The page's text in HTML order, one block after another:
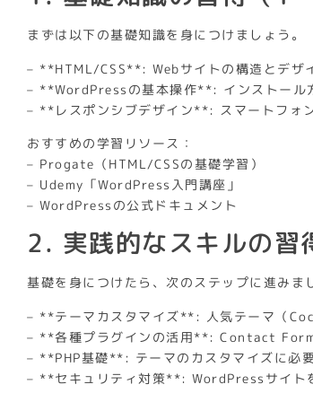
まずは以下の基礎知識を身につけましょう。
– **HTML/CSS**: Webサイトの構造とデザ
– **WordPressの基本操作**: インストール
– **レスポンシブデザイン**: スマートフォ
おすすめの学習リソース：
– Progate（HTML/CSSの基礎学習）
– Udemy「WordPress入門講座」
– WordPressの公式ドキュメント
2. 実践的なスキルの習
基礎を身につけたら、次のステップに進みま
– **テーマカスタマイズ**: 人気テーマ（
– **各種プラグインの活用**: Contact
– **PHP基礎**: テーマのカスタマイズに必
– **セキュリティ対策**: WordPressサイト